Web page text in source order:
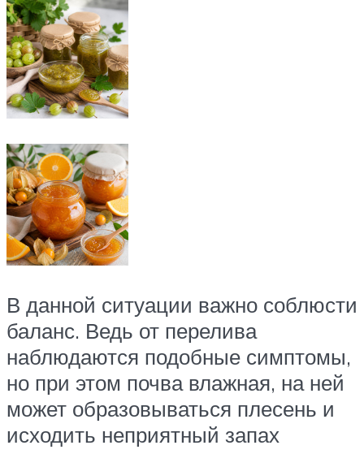
В данной ситуации важно соблюсти
баланс. Ведь от перелива
наблюдаются подобные симптомы,
но при этом почва влажная, на ней
может образовываться плесень и
исходить неприятный запах